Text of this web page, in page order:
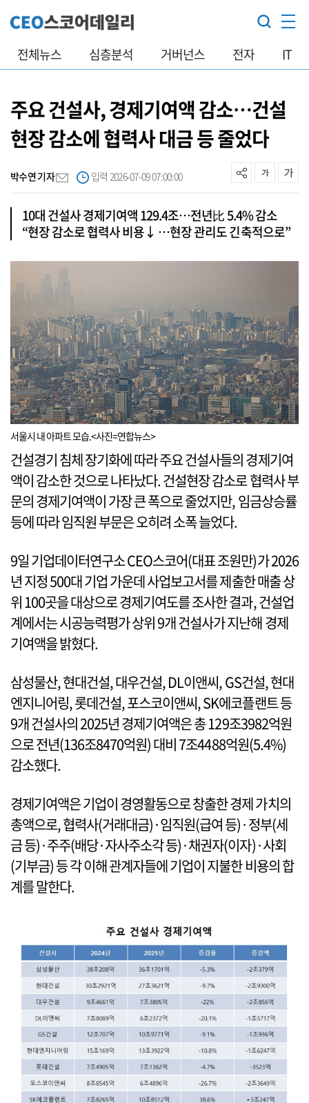
전체뉴스 심층분석 거버넌스 전자 IT
주요 건설사, 경제기여액 감소…건설
현장 감소에 협력사 대금 등 줄었다
박수연 기자 입력 2026-07-09 07:00:00
10대 건설사 경제기여액 129.4조…전년比 5.4% 감소
“현장 감소로 협력사 비용↓ …현장 관리도 긴축적으로”
서울시 내 아파트 모습.<사진=연합뉴스>
건설경기 침체 장기화에 따라 주요 건설사들의 경제기여
액이 감소한 것으로 나타났다. 건설현장 감소로 협력사 부
문의 경제기여액이 가장 큰 폭으로 줄었지만, 임금상승률
등에 따라 임직원 부문은 오히려 소폭 늘었다.
9일 기업데이터연구소 CEO스코어(대표 조원만)가 2026
년 지정 500대 기업 가운데 사업보고서를 제출한 매출 상
위 100곳을 대상으로 경제기여도를 조사한 결과, 건설업
계에서는 시공능력평가 상위 9개 건설사가 지난해 경제
기여액을 밝혔다.
삼성물산, 현대건설, 대우건설, DL이앤씨, GS건설, 현대
엔지니어링, 롯데건설, 포스코이앤씨, SK에코플랜트 등
9개 건설사의 2025년 경제기여액은 총 129조3982억원
으로 전년(136조8470억원) 대비 7조4488억원(5.4%)
감소했다.
경제기여액은 기업이 경영활동으로 창출한 경제 가치의
총액으로, 협력사(거래대금)·임직원(급여 등)·정부(세
금 등)·주주(배당·자사주소각 등)·채권자(이자)·사회
(기부금) 등 각 이해 관계자들에 기업이 지불한 비용의 합
계를 말한다.